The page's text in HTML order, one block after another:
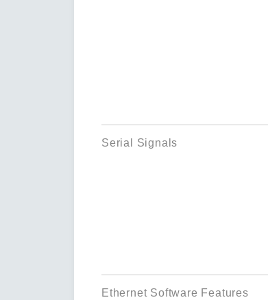
Serial Signals
Ethernet Software Features